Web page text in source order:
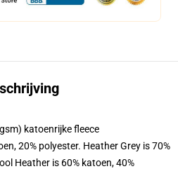
katoenrijke fleece
20% polyester. Heather Grey is 70%
Heather is 60% katoen, 40%